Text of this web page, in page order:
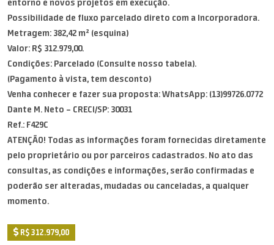
entorno e novos projetos em execução.
Possibilidade de fluxo parcelado direto com a Incorporadora.
Metragem: 382,42 m² (esquina)
Valor: R$ 312.979,00.
Condições: Parcelado (Consulte nosso tabela).
(Pagamento à vista, tem desconto)
Venha conhecer e fazer sua proposta: WhatsApp: (13)99726.0772
Dante M. Neto – CRECI/SP: 30031
Ref.: F429C
ATENÇÃO! Todas as informações foram fornecidas diretamente
pelo proprietário ou por parceiros cadastrados. No ato das
consultas, as condições e informações, serão confirmadas e
poderão ser alteradas, mudadas ou canceladas, a qualquer
momento.
R$ 312.979,00